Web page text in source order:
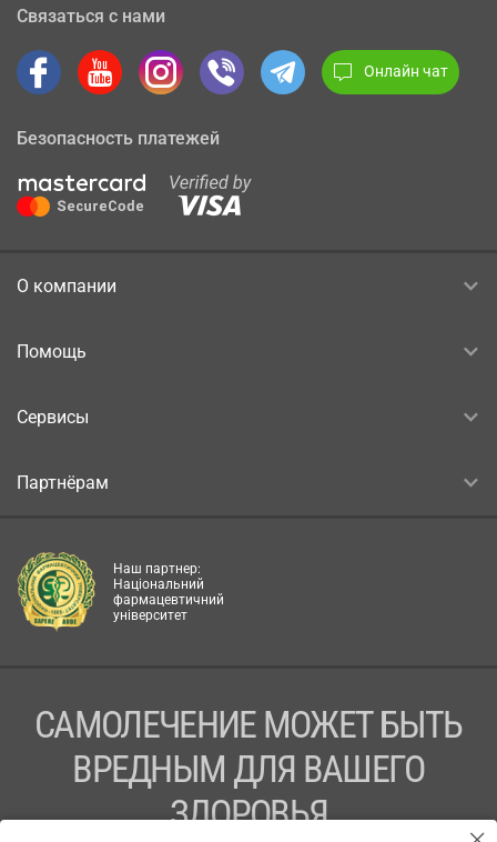
Связаться с нами
Онлайн чат
Безопасность платежей
О компании
Помощь
Сервисы
Партнёрам
Наш партнер:
Національний
фармацевтичний
університет
САМОЛЕЧЕНИЕ МОЖЕТ БЫТЬ
ВРЕДНЫМ ДЛЯ ВАШЕГО
ЗДОРОВЬЯ